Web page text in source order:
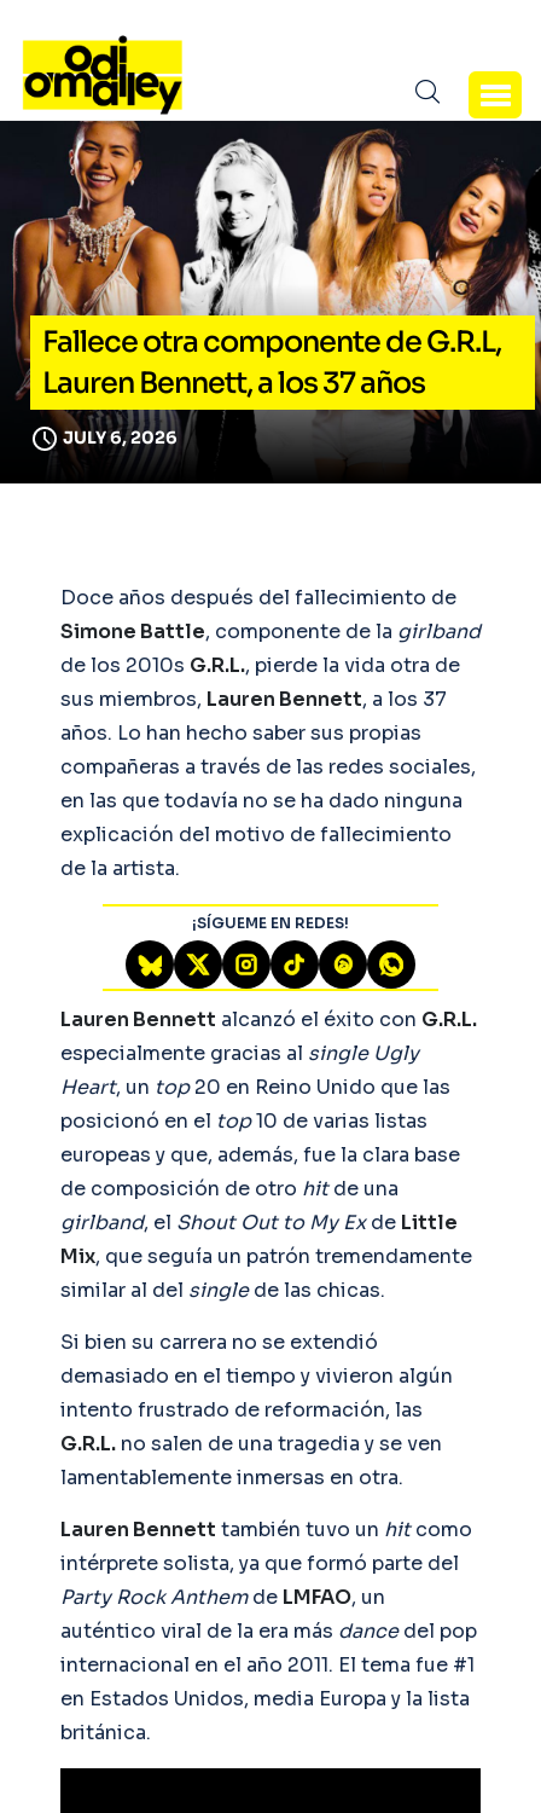
Fallece otra componente de G.R.L,
Lauren Bennett, a los 37 años
JULY 6, 2026
Doce años después del fallecimiento de
Simone Battle, componente de la girlband
de los 2010s G.R.L., pierde la vida otra de
sus miembros, Lauren Bennett, a los 37
años. Lo han hecho saber sus propias
compañeras a través de las redes sociales,
en las que todavía no se ha dado ninguna
explicación del motivo de fallecimiento
de la artista.
¡SÍGUEME EN REDES!
Lauren Bennett alcanzó el éxito con G.R.L.
especialmente gracias al single Ugly
Heart, un top20 en Reino Unido que las
posicionó en el top10 de varias listas
europeas y que, además, fue la clara base
de composición de otro hitde una
girlband, el Shout Out to My Exde Little
Mix, que seguía un patrón tremendamente
similar al del singlede las chicas.
Si bien su carrera no se extendió
demasiado en el tiempo y vivieron algún
intento frustrado de reformación, las
G.R.L. no salen de una tragedia y se ven
lamentablemente inmersas en otra.
Lauren Bennett también tuvo un hitcomo
intérprete solista, ya que formó parte del
Party Rock Anthemde LMFAO, un
auténtico viral de la era más dancedel pop
internacional en el año 2011. El tema fue #1
en Estados Unidos, media Europa y la lista
británica.